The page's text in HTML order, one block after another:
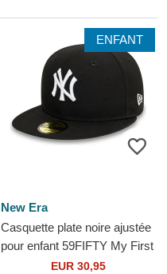
ENFANT
New Era
Casquette plate noire ajustée
pour enfant 59FIFTY My First
New York Yankees MLB New
EUR 30,95